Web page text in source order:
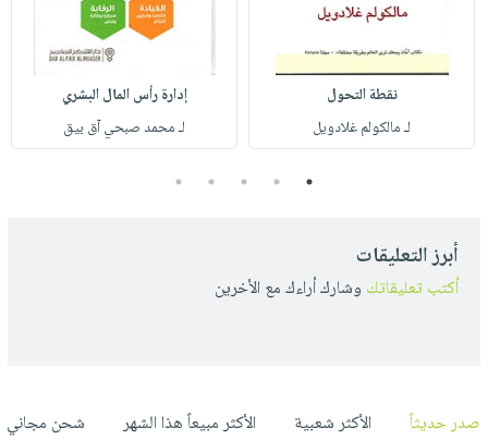
نقطة التحول
لـ مالكولم غلادويل
إدارة رأس المال البشري
لـ محمد صبحي آق بيق
1
2
3
4
5
أبرز التعليقات
أكتب تعليقاتك وشارك أراءك مع الأخرين
صدر حديثاً الأكثر شعبية الأكثر مبيعاً هذا الشهر شحن مجاني